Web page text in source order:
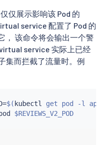
仅展示影响该 Pod 的
service 配置了 Pod 的
， 该命令将会输出一个警
service 实际上已经
集而拦截了流量时。例
=$( kubectl get pod -l app
$REVIEWS_V2_POD